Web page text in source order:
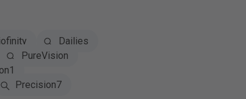
Dailies
PureVision
Precision7